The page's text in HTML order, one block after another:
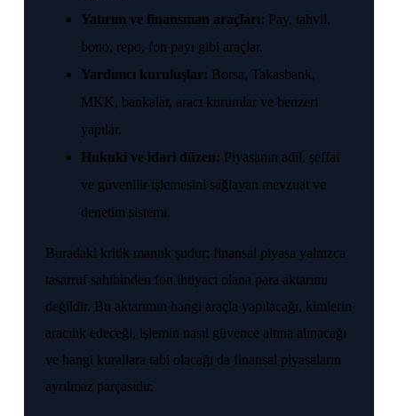
Yatırım ve finansman araçları: Pay, tahvil,
bono, repo, fon payı gibi araçlar.
Yardımcı kuruluşlar: Borsa, Takasbank,
MKK, bankalar, aracı kurumlar ve benzeri
yapılar.
Hukuki ve idari düzen: Piyasanın adil, şeffaf
ve güvenilir işlemesini sağlayan mevzuat ve
denetim sistemi.
Buradaki kritik mantık şudur: finansal piyasa yalnızca
tasarruf sahibinden fon ihtiyacı olana para aktarımı
değildir. Bu aktarımın hangi araçla yapılacağı, kimlerin
aracılık edeceği, işlemin nasıl güvence altına alınacağı
ve hangi kurallara tabi olacağı da finansal piyasaların
ayrılmaz parçasıdır.